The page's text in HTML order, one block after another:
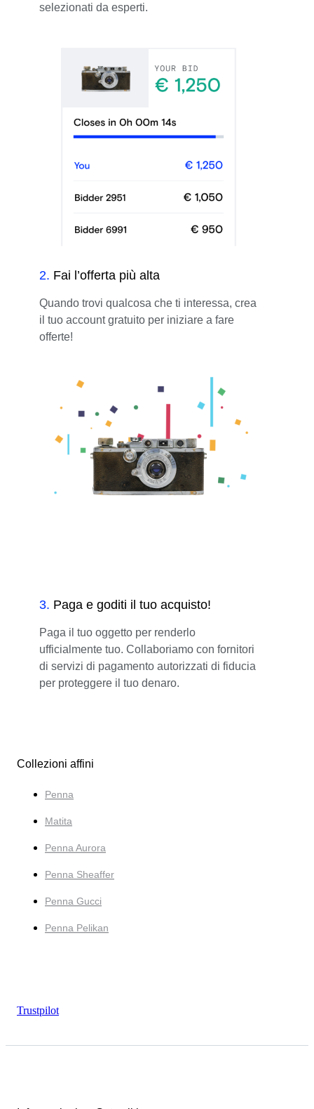
selezionati da esperti.
2. Fai l’offerta più alta
Quando trovi qualcosa che ti interessa, crea
il tuo account gratuito per iniziare a fare
offerte!
3. Paga e goditi il tuo acquisto!
Paga il tuo oggetto per renderlo
ufficialmente tuo. Collaboriamo con fornitori
di servizi di pagamento autorizzati di fiducia
per proteggere il tuo denaro.
Collezioni affini
Penna
Matita
Penna Aurora
Penna Sheaffer
Penna Gucci
Penna Pelikan
Trustpilot